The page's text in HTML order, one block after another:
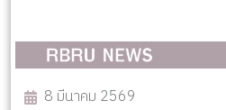
8 มีนาคม 2569